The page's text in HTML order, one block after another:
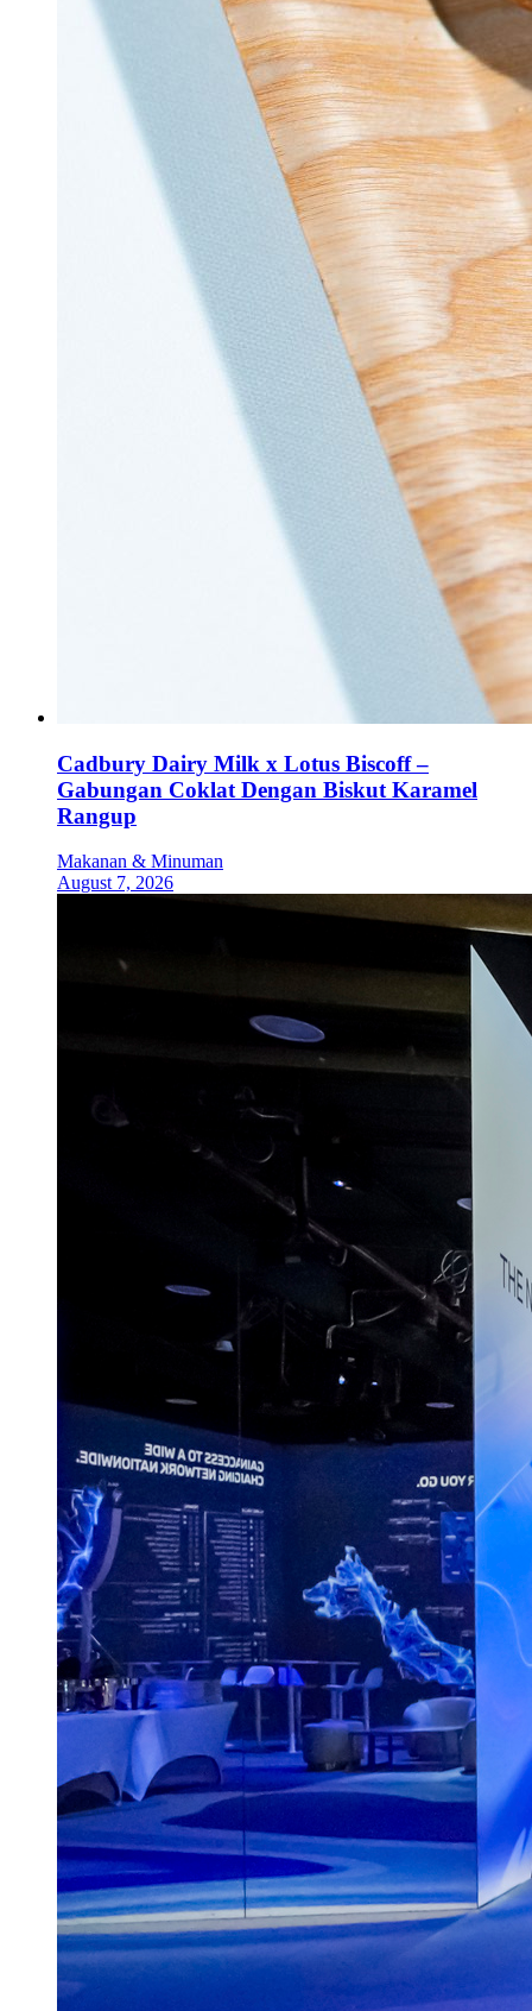
Cadbury Dairy Milk x Lotus Biscoff –
Gabungan Coklat Dengan Biskut Karamel
Rangup
Makanan & Minuman
August 7, 2026